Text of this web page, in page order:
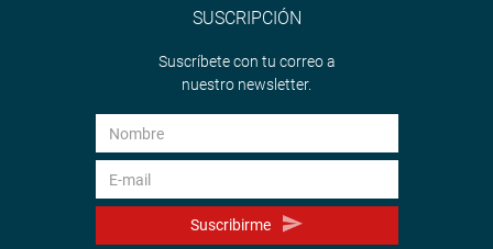
SUSCRIPCIÓN
Suscríbete con tu correo a
nuestro newsletter.
Suscribirme